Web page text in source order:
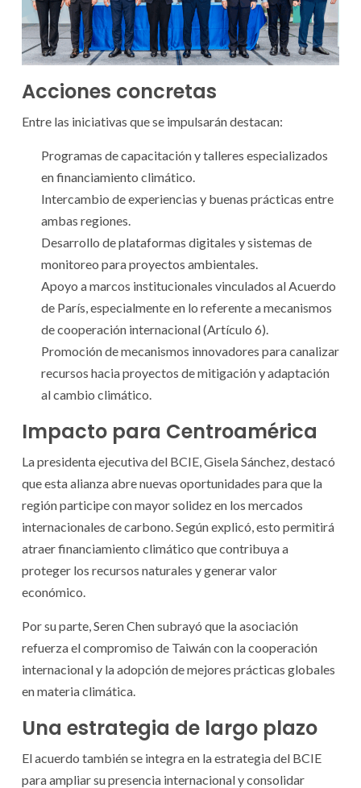
Acciones concretas
Entre las iniciativas que se impulsarán destacan:
Programas de capacitación y talleres especializados
en financiamiento climático.
Intercambio de experiencias y buenas prácticas entre
ambas regiones.
Desarrollo de plataformas digitales y sistemas de
monitoreo para proyectos ambientales.
Apoyo a marcos institucionales vinculados al Acuerdo
de París, especialmente en lo referente a mecanismos
de cooperación internacional (Artículo 6).
Promoción de mecanismos innovadores para canalizar
recursos hacia proyectos de mitigación y adaptación
al cambio climático.
Impacto para Centroamérica
La presidenta ejecutiva del BCIE, Gisela Sánchez, destacó
que esta alianza abre nuevas oportunidades para que la
región participe con mayor solidez en los mercados
internacionales de carbono. Según explicó, esto permitirá
atraer financiamiento climático que contribuya a
proteger los recursos naturales y generar valor
económico.
Por su parte, Seren Chen subrayó que la asociación
refuerza el compromiso de Taiwán con la cooperación
internacional y la adopción de mejores prácticas globales
en materia climática.
Una estrategia de largo plazo
El acuerdo también se integra en la estrategia del BCIE
para ampliar su presencia internacional y consolidar